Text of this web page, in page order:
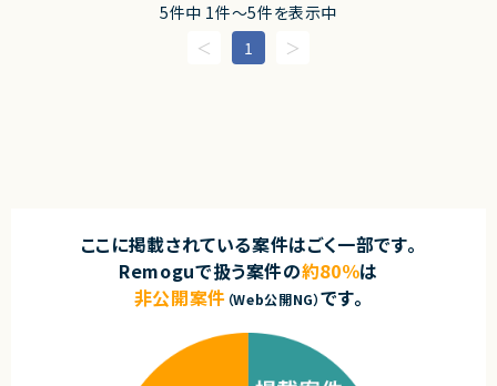
・新しい技術や開発手法に対して主体的にキャッチアップできる方
・チーム開発において周囲と協調しながらリードできる方
★ Salesforce連携を見据えた設計・実装で、アーキテクト力を発揮できます。
将来拡張を前提とした設計が求められ、SaaS連携や中長期視点の技術判断
に裁量を持って関われます。
★ 小規模スクラムチームで技術リードとして活躍可能です。
シニアエンジニアとしての強みを活かせる環境です。
・モバイル・コンシューマーゲームにおけるバックエンドシステム
・ゲーム開発におけるクラウドインフラ構築・運用業務
・AWSの複数マネージドサービス(ECS/EKS/S3/CloudFront/Lambdaな
ど)を利用したシステムの開発経験
・Kubernetesを利用したシステムの設計や開発の経験
・データベースのチューニングや最適化の経験
・RDB/NoSQL/NewSQLなどのうち、1つ以上を利用した設計/開発を実施し
・ゲーム用途のサーバーAPI開発経験（モバイル/コンシューマー不問）
5件中 1件〜5件を表示中
1
ここに掲載されている案件はごく一部です。
Remoguで扱う案件の約80％は
非公開案件 （Web公開NG）です。